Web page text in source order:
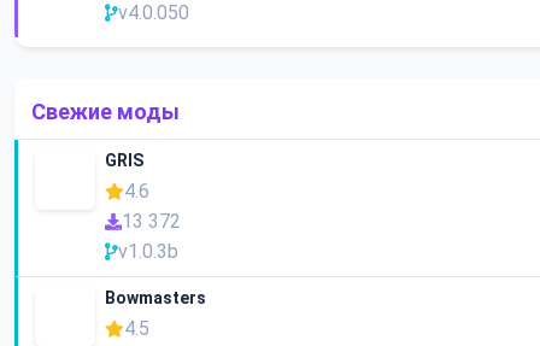
v4.0.050
Свежие моды
GRIS
4.6
13 372
v1.0.3b
Bowmasters
4.5